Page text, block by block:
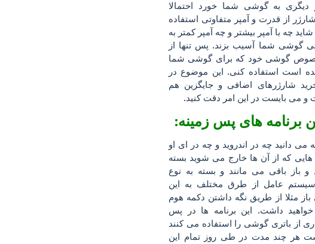
دیگری به گوشی شما خورد احتمالا
شارژر از قدرت و آمپر متفاوتی استفاده
چه با آمپر بیشتر و چه آمپر کمتر به
گوشی شما آسیب بزند. پس تنها از
گوشی خود که برای گوشی شما
است استفاده کنی. این موضوع در
شارژرهای اضافی و جایگزین هم
می بایست در این امر دقت کنید.
می دانید چه در اندروید و چه در ای او
هایی که از آن ها خارج می شوید بسته
باز باقی می مانند و بسته به نوع
عامل از طرق مختلف به این
باز مثلا از طریق نگه داشتن دکمه هوم
داشت. این برنامه ها در پس
از باتری گوشی را استفاده می کنند
هر چند مدت در طی روز تمام این